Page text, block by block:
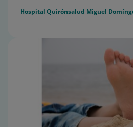
Hospital Quirónsalud Miguel